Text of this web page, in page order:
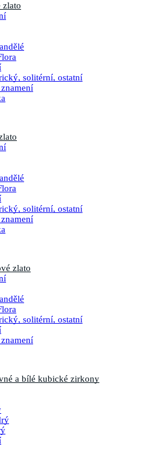
zlato
solitérní, ostatní
solitérní, ostatní
zlato
solitérní, ostatní
a bílé kubické zirkony